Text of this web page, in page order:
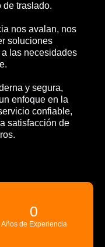
de traslado.
nos avalan, nos
soluciones
las necesidades
y segura,
enfoque en la
confiable,
satisfacción de
Años de Experiencia
0